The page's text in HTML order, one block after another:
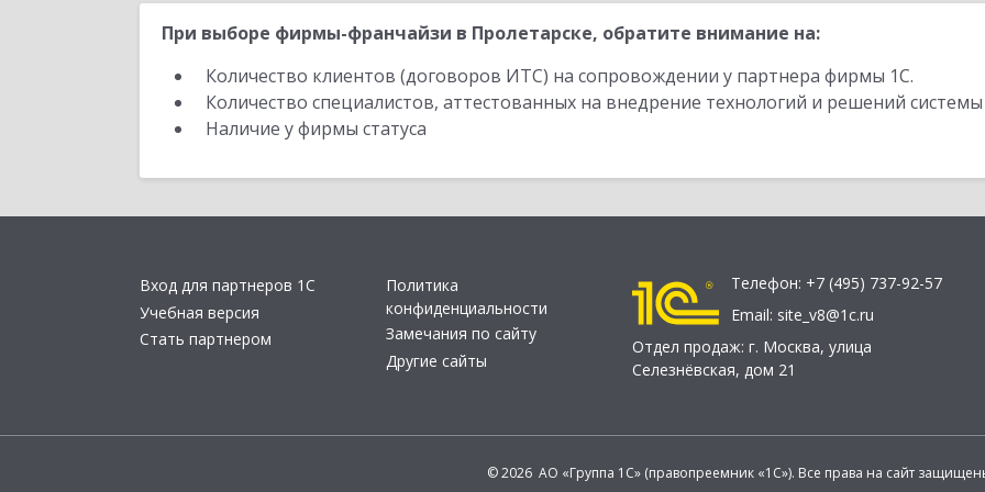
При выборе фирмы-франчайзи в Пролетарске, обратите внимание на:
Количество клиентов (договоров ИТС) на сопровождении у партнера фирмы 1С.
Количество специалистов, аттестованных на внедрение технологий и решений
Наличие у фирмы статуса
Вход для партнеров 1С
Учебная версия
Стать партнером
Политика
конфиденциальности
Замечания по сайту
Другие сайты
Телефон: +7 (495) 737-92-57
Email: site_v8@1c.ru
Отдел продаж: г. Москва, улица
Селезнёвская, дом 21
© 2026 АО «Группа 1С» (правопреемник «1С»). Все права на сайт